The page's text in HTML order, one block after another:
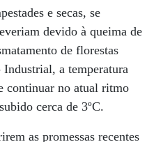
e secas, se
devido à queima de
de florestas
a temperatura
continuar no atual ritmo
cerca de 3ºC.
as promessas recentes